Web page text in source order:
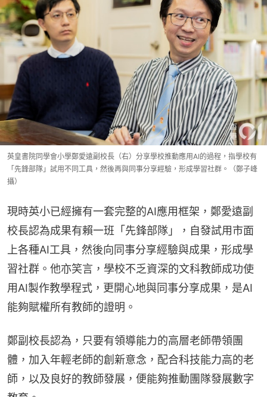
英皇書院同學會小學鄭愛遠副校長（右）分享學校推動應用AI的過程，指學校有
「先鋒部隊」試用不同工具，然後再與同事分享經驗，形成學習社群。（鄭子峰
攝）
現時英小已經擁有一套完整的AI應用框架，鄭愛遠副
校長認為成果有賴一班「先鋒部隊」，自發試用市面
上各種AI工具，然後向同事分享經驗與成果，形成學
習社群。他亦笑言，學校不乏資深的文科教師成功使
用AI製作教學程式，更開心地與同事分享成果，是AI
能夠賦權所有教師的證明。
鄭副校長認為，只要有領導能力的高層老師帶領團
體，加入年輕老師的創新意念，配合科技能力高的老
師，以及良好的教師發展，便能夠推動團隊發展數字